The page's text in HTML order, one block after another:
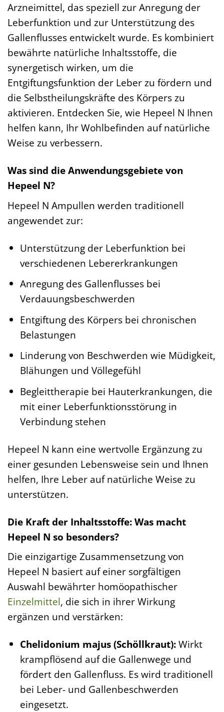
Arzneimittel, das speziell zur Anregung der
Leberfunktion und zur Unterstützung des
Gallenflusses entwickelt wurde. Es kombiniert
bewährte natürliche Inhaltsstoffe, die
synergetisch wirken, um die
Entgiftungsfunktion der Leber zu fördern und
die Selbstheilungskräfte des Körpers zu
aktivieren. Entdecken Sie, wie Hepeel N Ihnen
helfen kann, Ihr Wohlbefinden auf natürliche
Weise zu verbessern.
Was sind die Anwendungsgebiete von
Hepeel N?
Hepeel N Ampullen werden traditionell
angewendet zur:
Unterstützung der Leberfunktion bei
verschiedenen Lebererkrankungen
Anregung des Gallenflusses bei
Verdauungsbeschwerden
Entgiftung des Körpers bei chronischen
Belastungen
Linderung von Beschwerden wie Müdigkeit,
Blähungen und Völlegefühl
Begleittherapie bei Hauterkrankungen, die
mit einer Leberfunktionsstörung in
Verbindung stehen
Hepeel N kann eine wertvolle Ergänzung zu
einer gesunden Lebensweise sein und Ihnen
helfen, Ihre Leber auf natürliche Weise zu
unterstützen.
Die Kraft der Inhaltsstoffe: Was macht
Hepeel N so besonders?
Die einzigartige Zusammensetzung von
Hepeel N basiert auf einer sorgfältigen
Auswahl bewährter homöopathischer
Einzelmittel, die sich in ihrer Wirkung
ergänzen und verstärken:
Chelidonium majus (Schöllkraut):Wirkt
krampflösend auf die Gallenwege und
fördert den Gallenfluss. Es wird traditionell
bei Leber- und Gallenbeschwerden
eingesetzt.